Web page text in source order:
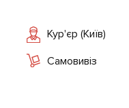
Кур'єр (Київ)
Самовивіз